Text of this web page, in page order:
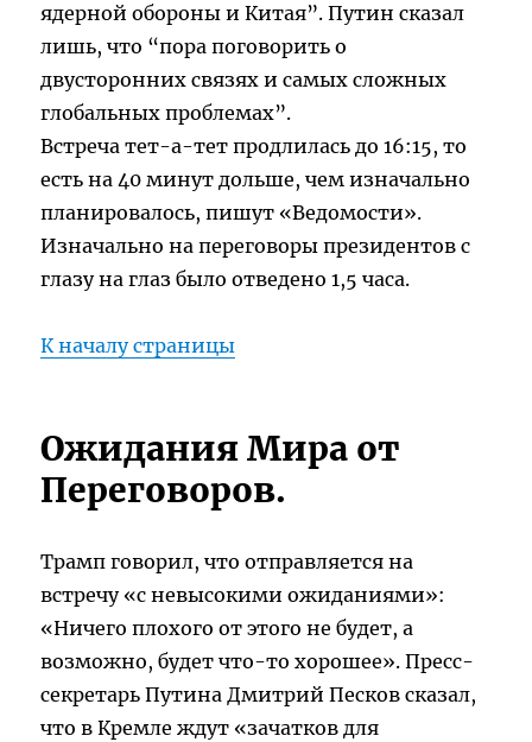
ядерной обороны и Китая”. Путин сказал
лишь, что “пора поговорить о
двусторонних связях и самых сложных
глобальных проблемах”.
Встреча тет-а-тет продлилась до 16:15, то
есть на 40 минут дольше, чем изначально
планировалось, пишут «Ведомости».
Изначально на переговоры президентов с
глазу на глаз было отведено 1,5 часа.
К началу страницы
Ожидания Мира от
Переговоров.
Трамп говорил, что отправляется на
встречу «с невысокими ожиданиями»:
«Ничего плохого от этого не будет, а
возможно, будет что-то хорошее». Пресс-
секретарь Путина Дмитрий Песков сказал,
что в Кремле ждут «зачатков для